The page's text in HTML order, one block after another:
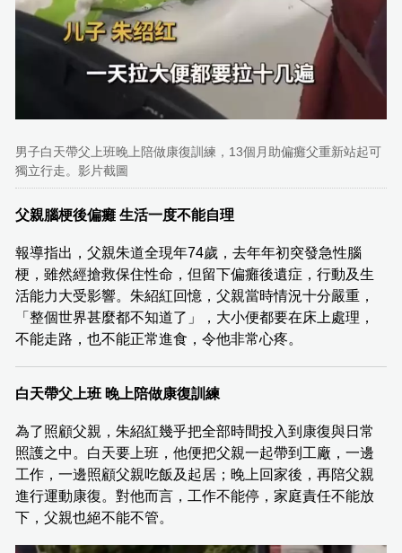
男子白天帶父上班晚上陪做康復訓練，13個月助偏癱父重新站起可
獨立行走。影片截圖
父親腦梗後偏癱 生活一度不能自理
報導指出，父親朱道全現年74歲，去年年初突發急性腦
梗，雖然經搶救保住性命，但留下偏癱後遺症，行動及生
活能力大受影響。朱紹紅回憶，父親當時情況十分嚴重，
「整個世界甚麼都不知道了」，大小便都要在床上處理，
不能走路，也不能正常進食，令他非常心疼。
白天帶父上班 晚上陪做康復訓練
為了照顧父親，朱紹紅幾乎把全部時間投入到康復與日常
照護之中。白天要上班，他便把父親一起帶到工廠，一邊
工作，一邊照顧父親吃飯及起居；晚上回家後，再陪父親
進行運動康復。對他而言，工作不能停，家庭責任不能放
下，父親也絕不能不管。